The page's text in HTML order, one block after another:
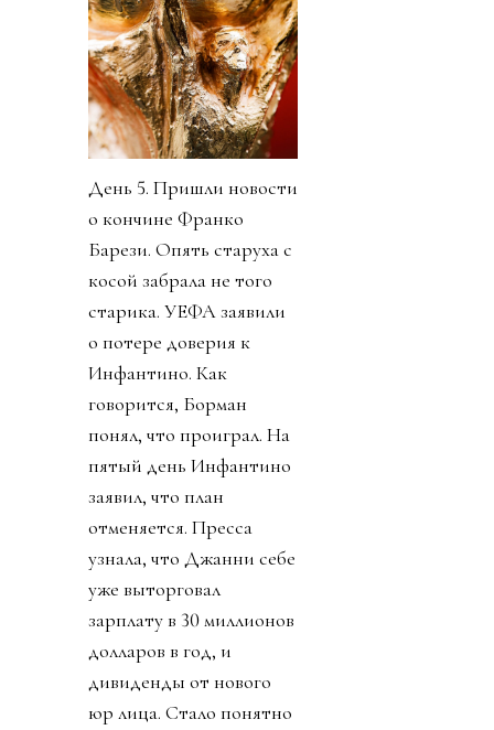
День 5. Пришли новости
о кончине Франко
Барези. Опять старуха с
косой забрала не того
старика. УЕФА заявили
о потере доверия к
Инфантино. Как
говорится, Борман
понял, что проиграл. На
пятый день Инфантино
заявил, что план
отменяется. Пресса
узнала, что Джанни себе
уже выторговал
зарплату в 30 миллионов
долларов в год, и
дивиденды от нового
юр лица. Стало понятно